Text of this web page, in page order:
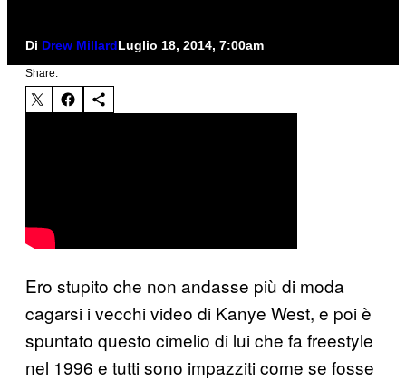
Di Drew MillardLuglio 18, 2014, 7:00am
Share:
Ero stupito che non andasse più di moda
cagarsi i vecchi video di Kanye West, e poi è
spuntato questo cimelio di lui che fa freestyle
nel 1996 e tutti sono impazziti come se fosse